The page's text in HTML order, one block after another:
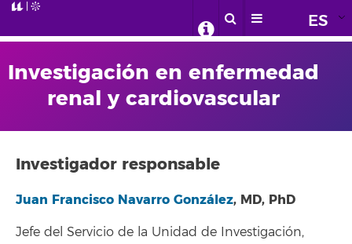
ES
Investigación en enfermedad
renal y cardiovascular
Investigador responsable
Juan Francisco Navarro González, MD, PhD
Jefe del Servicio de la Unidad de Investigación,